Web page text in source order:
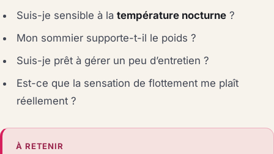
Suis-je sensible à latempérature nocturne ?
Mon sommier supporte-t-il le poids ?
Suis-je prêt à gérer un peu d’entretien ?
Est-ce que la sensation de flottement me plaît
réellement ?
À RETENIR